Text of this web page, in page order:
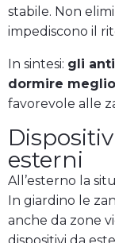
stabile. Non
impediscono il
In sintesi: gli
dormire meglio
favorevole alle
esterni
All’esterno la
In giardino le
anche da zone